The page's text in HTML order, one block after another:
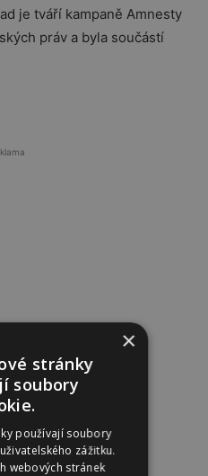
je tváří kampaně Amnesty
práv a byla součástí
×
stránky
soubory
používají soubory
zážitku.
webových stránek